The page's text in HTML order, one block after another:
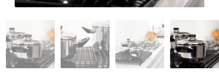
המותגים שלנו
מתנות לחנוכת בית
מתנות למטבח
מתכונים שלכם